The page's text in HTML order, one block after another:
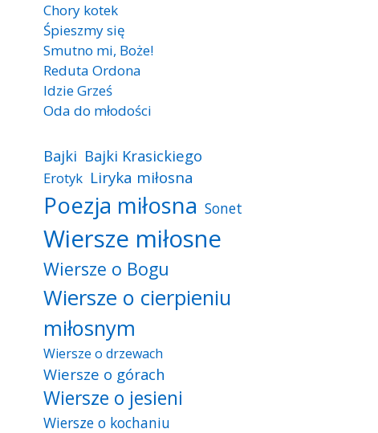
Chory kotek
Śpieszmy się
Smutno mi, Boże!
Reduta Ordona
Idzie Grześ
Oda do młodości
Bajki Bajki Krasickiego
Erotyk Liryka miłosna
Poezja miłosna Sonet
Wiersze miłosne
Wiersze o Bogu
Wiersze o cierpieniu
miłosnym
Wiersze o drzewach
Wiersze o górach
Wiersze o jesieni
Wiersze o kochaniu